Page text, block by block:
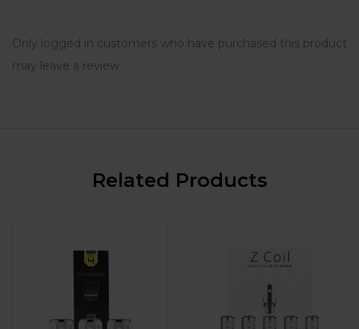
Only logged in customers who have purchased this product
may leave a review.
Related Products